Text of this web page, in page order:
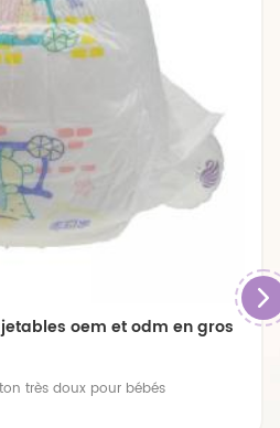
oem et odm en gros
très doux pour bébés